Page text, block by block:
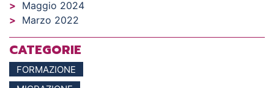
Maggio 2024
Marzo 2022
CATEGORIE
FORMAZIONE